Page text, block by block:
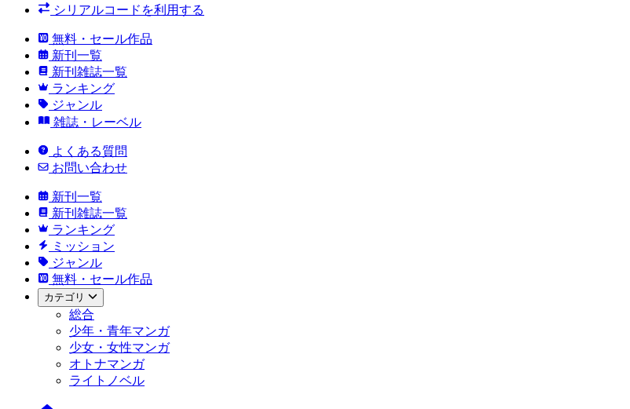
シリアルコードを利用する
無料・セール作品
新刊一覧
新刊雑誌一覧
ランキング
ジャンル
雑誌・レーベル
よくある質問
お問い合わせ
新刊一覧
新刊雑誌一覧
ランキング
ミッション
ジャンル
無料・セール作品
カテゴリ
総合
少年・青年マンガ
少女・女性マンガ
オトナマンガ
ライトノベル